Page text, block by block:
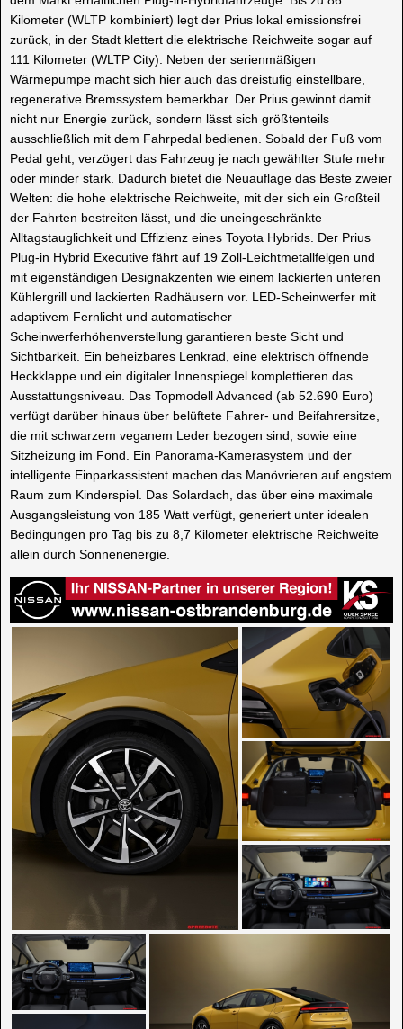
Kilometer (WLTP kombiniert) legt der Prius lokal emissionsfrei
zurück, in der Stadt klettert die elektrische Reichweite sogar auf
111 Kilometer (WLTP City). Neben der serienmäßigen
Wärmepumpe macht sich hier auch das dreistufig einstellbare,
regenerative Bremssystem bemerkbar. Der Prius gewinnt damit
nicht nur Energie zurück, sondern lässt sich größtenteils
ausschließlich mit dem Fahrpedal bedienen. Sobald der Fuß vom
Pedal geht, verzögert das Fahrzeug je nach gewählter Stufe mehr
oder minder stark. Dadurch bietet die Neuauflage das Beste zweier
Welten: die hohe elektrische Reichweite, mit der sich ein Großteil
der Fahrten bestreiten lässt, und die uneingeschränkte
Alltagstauglichkeit und Effizienz eines Toyota Hybrids. Der Prius
Plug-in Hybrid Executive fährt auf 19 Zoll-Leichtmetallfelgen und
mit eigenständigen Designakzenten wie einem lackierten unteren
Kühlergrill und lackierten Radhäusern vor. LED-Scheinwerfer mit
adaptivem Fernlicht und automatischer
Scheinwerferhöhenverstellung garantieren beste Sicht und
Sichtbarkeit. Ein beheizbares Lenkrad, eine elektrisch öffnende
Heckklappe und ein digitaler Innenspiegel komplettieren das
Ausstattungsniveau. Das Topmodell Advanced (ab 52.690 Euro)
verfügt darüber hinaus über belüftete Fahrer- und Beifahrersitze,
die mit schwarzem veganem Leder bezogen sind, sowie eine
Sitzheizung im Fond. Ein Panorama-Kamerasystem und der
intelligente Einparkassistent machen das Manövrieren auf engstem
Raum zum Kinderspiel. Das Solardach, das über eine maximale
Ausgangsleistung von 185 Watt verfügt, generiert unter idealen
Bedingungen pro Tag bis zu 8,7 Kilometer elektrische Reichweite
allein durch Sonnenenergie.